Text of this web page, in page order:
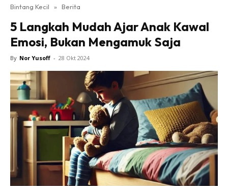
Bintang Kecil » Berita
5 Langkah Mudah Ajar Anak Kawal
Emosi, Bukan Mengamuk Saja
By Nor Yusoff - 28 Okt 2024